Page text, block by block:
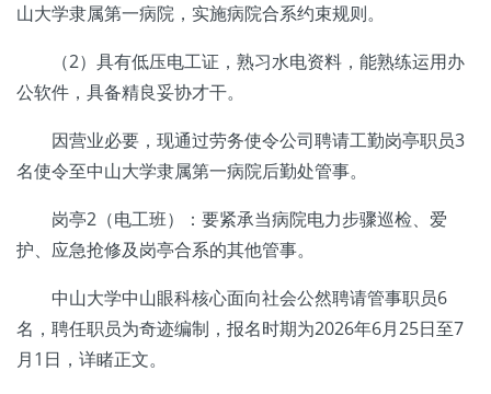
山大学隶属第一病院，实施病院合系约束规则。
（2）具有低压电工证，熟习水电资料，能熟练运用办
公软件，具备精良妥协才干。
因营业必要，现通过劳务使令公司聘请工勤岗亭职员3
名使令至中山大学隶属第一病院后勤处管事。
岗亭2（电工班）：要紧承当病院电力步骤巡检、爱
护、应急抢修及岗亭合系的其他管事。
中山大学中山眼科核心面向社会公然聘请管事职员6
名，聘任职员为奇迹编制，报名时期为2026年6月25日至7
月1日，详睹正文。